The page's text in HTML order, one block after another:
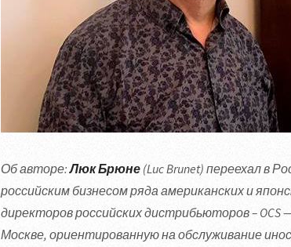
Об авторе:Люк Брюне (Luc Brunet) переехал в
российским бизнесом ряда американских и
директоров российских дистрибьюторов – OCS
Москве, ориентированную на обслуживание